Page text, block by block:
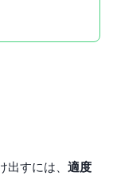
すには、 適度